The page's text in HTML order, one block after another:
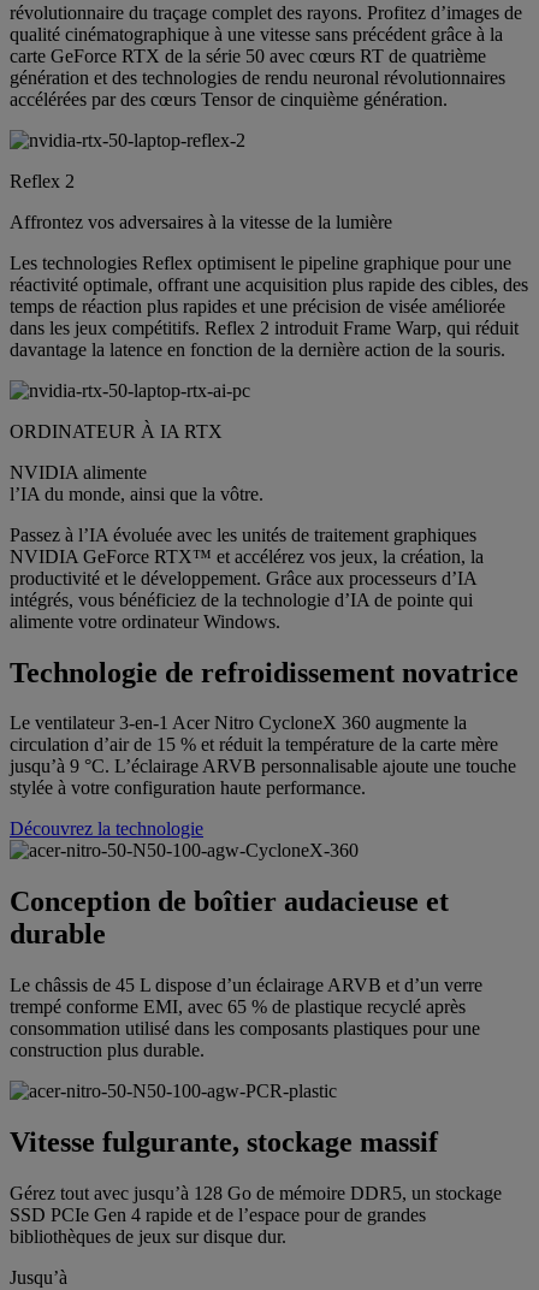
révolutionnaire du traçage complet des rayons. Profitez d’images de
qualité cinématographique à une vitesse sans précédent grâce à la
carte GeForce RTX de la série 50 avec cœurs RT de quatrième
génération et des technologies de rendu neuronal révolutionnaires
accélérées par des cœurs Tensor de cinquième génération.
Reflex 2
Affrontez vos adversaires à la vitesse de la lumière
Les technologies Reflex optimisent le pipeline graphique pour une
réactivité optimale, offrant une acquisition plus rapide des cibles, des
temps de réaction plus rapides et une précision de visée améliorée
dans les jeux compétitifs. Reflex 2 introduit Frame Warp, qui réduit
davantage la latence en fonction de la dernière action de la souris.
ORDINATEUR À IA RTX
NVIDIA alimente
l’IA du monde, ainsi que la vôtre.
Passez à l’IA évoluée avec les unités de traitement graphiques
NVIDIA GeForce RTX™ et accélérez vos jeux, la création, la
productivité et le développement. Grâce aux processeurs d’IA
intégrés, vous bénéficiez de la technologie d’IA de pointe qui
alimente votre ordinateur Windows.
Technologie de refroidissement novatrice
Le ventilateur 3-en-1 Acer Nitro CycloneX 360 augmente la
circulation d’air de 15 % et réduit la température de la carte mère
jusqu’à 9 °C. L’éclairage ARVB personnalisable ajoute une touche
stylée à votre configuration haute performance.
Découvrez la technologie
Conception de boîtier audacieuse et
durable
Le châssis de 45 L dispose d’un éclairage ARVB et d’un verre
trempé conforme EMI, avec 65 % de plastique recyclé après
consommation utilisé dans les composants plastiques pour une
construction plus durable.
Vitesse fulgurante, stockage massif
Gérez tout avec jusqu’à 128 Go de mémoire DDR5, un stockage
SSD PCIe Gen 4 rapide et de l’espace pour de grandes
bibliothèques de jeux sur disque dur.
Jusqu’à